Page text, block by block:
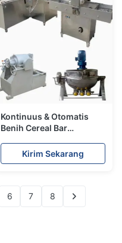
Kontinuus & Otomatis
Benih Cereal Bar
sereal bar mesin
pemotong
Kirim Sekarang
6 7 8